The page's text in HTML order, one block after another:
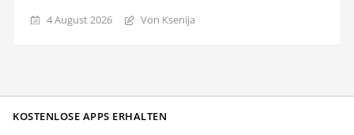
4 August 2026 Von Ksenija
KOSTENLOSE APPS ERHALTEN